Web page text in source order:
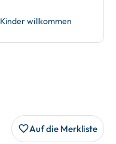
Kinder willkommen
Auf die Merkliste